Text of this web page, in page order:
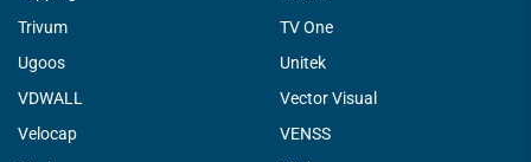
Trivum
TV One
Ugoos
Unitek
VDWALL
Vector Visual
Velocap
VENSS